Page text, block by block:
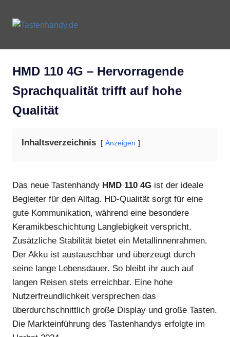
Inhalt
Phones
HMD 110 4G – Hervorragende
Sprachqualität trifft auf hohe
Qualität
Inhaltsverzeichnis Anzeigen
Das neue Tastenhandy HMD 110 4G ist der ideale
Begleiter für den Alltag. HD-Qualität sorgt für eine
gute Kommunikation, während eine besondere
Keramikbeschichtung Langlebigkeit verspricht.
Zusätzliche Stabilität bietet ein Metallinnenrahmen.
Der Akku ist austauschbar und überzeugt durch
seine lange Lebensdauer. So bleibt ihr auch auf
langen Reisen stets erreichbar. Eine hohe
Nutzerfreundlichkeit versprechen das
überdurchschnittlich große Display und große Tasten.
Die Markteinführung des Tastenhandys erfolgte im